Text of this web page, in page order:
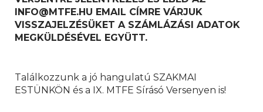
INFO@MTFE.HU EMAIL CÍMRE VÁRJUK
VISSZAJELZÉSÜKET A SZÁMLÁZÁSI ADATOK
MEGKÜLDÉSÉVEL EGYÜTT.
Találkozzunk a jó hangulatú SZAKMAI
ESTÜNKÖN és a IX. MTFE Sírásó Versenyen is!